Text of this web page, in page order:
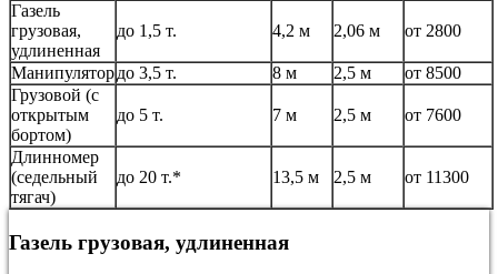
Газель
грузовая,
удлиненная
до 1,5 т. 4,2 м 2,06 м от 2800
Манипулятордо 3,5 т. 8 м 2,5 м
от 8500
Грузовой (с
открытым
бортом)
до 5 т. 7 м 2,5 м от 7600
Длинномер
(седельный
тягач)
до 20 т.* 13,5 м 2,5 м от 11300
Газель грузовая, удлиненная